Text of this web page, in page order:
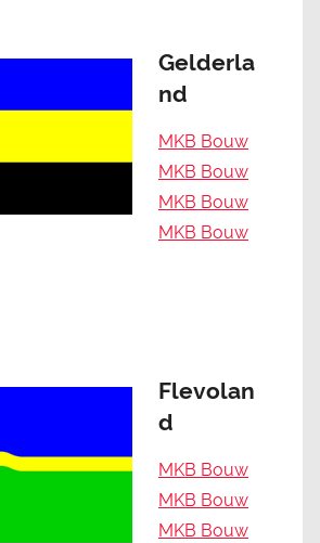
Gelderla
nd
MKB Bouw
MKB Bouw
MKB Bouw
MKB Bouw
Flevolan
d
MKB Bouw
MKB Bouw
MKB Bouw